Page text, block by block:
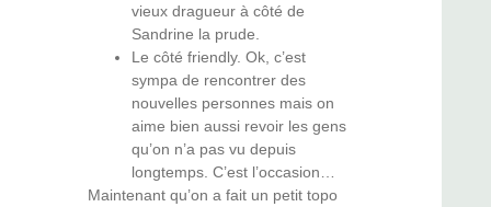
vieux dragueur à côté de
Sandrine la prude.
Le côté friendly. Ok, c’est
sympa de rencontrer des
nouvelles personnes mais on
aime bien aussi revoir les gens
qu’on n’a pas vu depuis
longtemps. C’est l’occasion…
Maintenant qu’on a fait un petit topo